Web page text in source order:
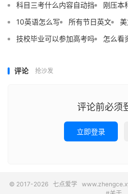
科目三考什么内容自动挡
刚压本
10英语怎么写
所有节日英文
技校毕业可以参加高考吗
怎么看
评论 抢沙发
评论前必须
立即登录
© 2017-2026 七点爱学